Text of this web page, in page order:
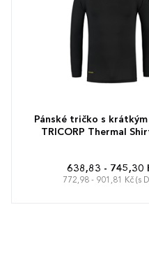
Pánské tričko s
TRICORP Thermal
638,83 - 745,30
772,98 - 901,81 Kč (s